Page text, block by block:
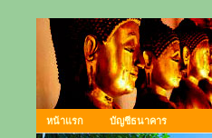
หน้าแรก บัญชีธนาคาร